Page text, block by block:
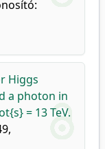
Higgs
a photon in
= 13 TeV.